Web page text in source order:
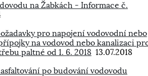
na Žabkách - Informace č.
pro napojení vodovodní nebo
na vodovod nebo kanalizaci
paltné od 1. 6. 2018 13.07.2018
po budování vodovodu